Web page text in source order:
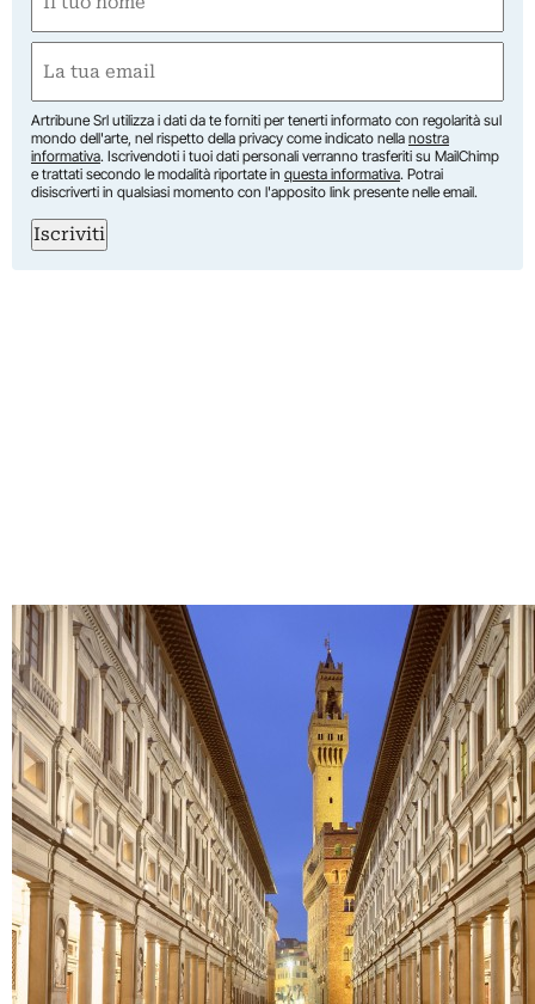
(Required)
First
(Required)
Artribune Srl utilizza i dati da te forniti per tenerti informato con regolarità sul
mondo dell'arte, nel rispetto della privacy come indicato nella nostra
informativa. Iscrivendoti i tuoi dati personali verranno trasferiti su MailChimp
e trattati secondo le modalità riportate in questa informativa. Potrai
disiscriverti in qualsiasi momento con l'apposito link presente nelle email.
Iscriviti